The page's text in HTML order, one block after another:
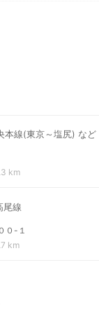
本線(東京～塩尻) など
km
尾線
０-１
km